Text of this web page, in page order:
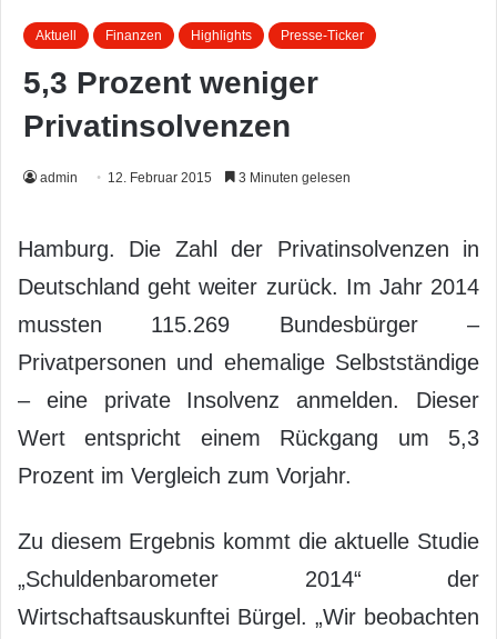
Aktuell Finanzen Highlights Presse-Ticker
5,3 Prozent weniger
Privatinsolvenzen
admin 12. Februar 2015 3 Minuten gelesen
Hamburg. Die Zahl der Privatinsolvenzen in
Deutschland geht weiter zurück. Im Jahr 2014
mussten 115.269 Bundesbürger –
Privatpersonen und ehemalige Selbstständige
– eine private Insolvenz anmelden. Dieser
Wert entspricht einem Rückgang um 5,3
Prozent im Vergleich zum Vorjahr.
Zu diesem Ergebnis kommt die aktuelle Studie
„Schuldenbarometer 2014“ der
Wirtschaftsauskunftei Bürgel. „Wir beobachten